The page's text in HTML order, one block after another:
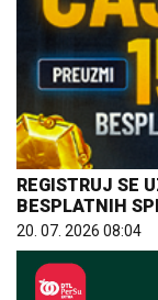
REGISTRUJ SE
BESPLATNIH
20. 07. 2026 08:04